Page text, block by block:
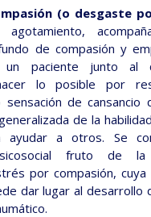
(o desgaste
de compasión y
paciente junto al
lo posible por
de cansancio
de la
ayudar a otros. Se
fruto de la
por compasión, cuya
dar lugar al desarrollo